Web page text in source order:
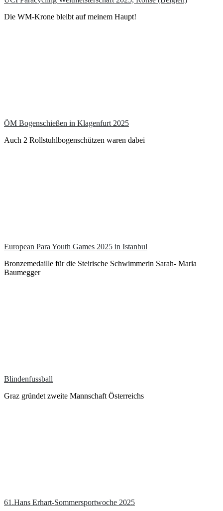
Die WM-Krone bleibt auf meinem Haupt!
ÖM Bogenschießen in Klagenfurt 2025
Auch 2 Rollstuhlbogenschützen waren dabei
European Para Youth Games 2025 in Istanbul
Bronzemedaille für die Steirische Schwimmerin Sarah- Maria
Baumegger
Blindenfussball
Graz gründet zweite Mannschaft Österreichs
61.Hans Erhart-Sommersportwoche 2025